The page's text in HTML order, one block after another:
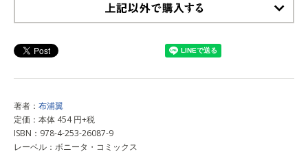
著者： 布浦翼
定価：本体 454 円+税
ISBN：978-4-253-26087-9
レーベル：ボニータ・コミックス